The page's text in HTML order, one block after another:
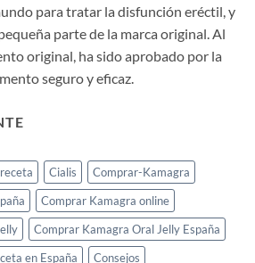
para tratar la disfunción eréctil, y
parte de la marca original. Al
original, ha sido aprobado por la
seguro y eficaz.
Cialis
Comprar-Kamagra
Comprar Kamagra online
Comprar Kamagra Oral Jelly España
en España
Consejos